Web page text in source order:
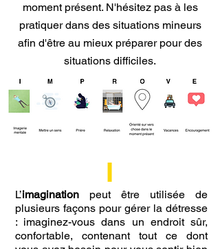
moment présent. N'hésitez pas à les
pratiquer dans des situations mineurs
afin d'être au mieux préparer pour des
situations difficiles.
I
L’imagination peut être utilisée de
plusieurs façons pour gérer la détresse
: imaginez-vous dans un endroit sûr,
confortable, contenant tout ce dont